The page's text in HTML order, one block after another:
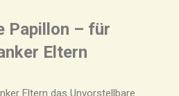
Papillon – für
Eltern
Eltern das Unvorstellbare